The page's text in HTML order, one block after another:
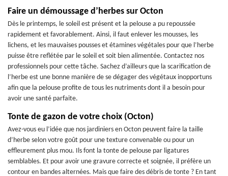
Faire un démoussage d’herbes sur Octon
Dès le printemps, le soleil est présent et la pelouse a pu repoussée
rapidement et favorablement. Ainsi, il faut enlever les mousses, les
lichens, et les mauvaises pousses et étamines végétales pour que l’herbe
puisse être reflétée par le soleil et soit bien alimentée. Contactez nos
professionnels pour cette tâche. Sachez d’ailleurs que la scarification de
l’herbe est une bonne manière de se dégager des végétaux inopportuns
afin que la pelouse profite de tous les nutriments dont il a besoin pour
avoir une santé parfaite.
Tonte de gazon de votre choix (Octon)
Avez-vous eu l’idée que nos jardiniers en Octon peuvent faire la taille
d’herbe selon votre goût pour une texture convenable ou pour un
effleurement plus mou. Ils font la tonte de pelouse par ligatures
semblables. Et pour avoir une gravure correcte et soignée, il préfère un
contour en bandes alternées. Mais que faire des débris de tonte ? En tant